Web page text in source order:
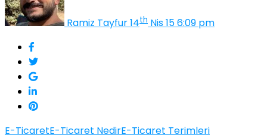
Ramiz Tayfur14th Nis 15 6:09 pm
E-TicaretE-Ticaret NedirE-Ticaret Terimleri